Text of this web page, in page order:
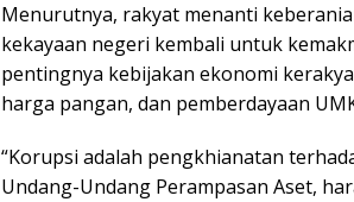
Menurutnya, rakyat menanti
kekayaan negeri kembali untuk
pentingnya kebijakan ekonomi
harga pangan, dan pemberdayaan
“Korupsi adalah pengkhianatan
Undang-Undang Perampasan Aset,